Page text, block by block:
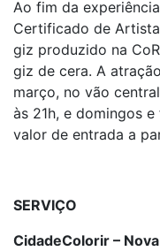
Ao fim da
Certificado de
giz produzido na
giz de cera. A
março, no vão
às 21h, e domingos
valor de entrada a
SERVIÇO
CidadeColorir –